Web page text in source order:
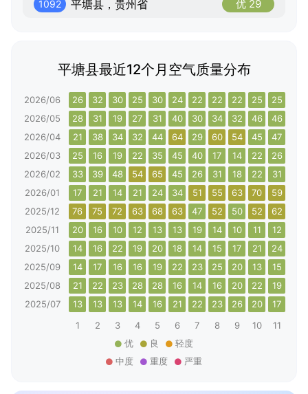
1092 平塘县，贵州省 优 29
平塘县最近12个月空气质量分布
2026/06 26 32 30 25 30 24 22 22 22 25 25
2026/05
28 31 19 27 31 40 30 34 32 46 46
2026/04
21 38 34 32 44 64 29 60 54 45 47
2026/03
25 16 19 22 35 45 40 17 14 22 26
2026/02
33 39 48 54 65 45 26 31 18 22 31
2026/01
17 21 14 21 24 34 51 55 63 70 59
2025/12
76 75 72 63 68 63 47 52 50 52 62
2025/11
20 16 10 12 13 13 19 14 10 11 12
2025/10
14 16 22 19 20 18 14 15 17 21 24
2025/09
14 17 16 16 19 22 23 25 20 13 15
2025/08
21 22 23 28 28 16 14 16 20 22 19
2025/07
13 13 13 14 16 21 22 23 26 20 17
1
2 3 4 5 6 7 8 9 10 11
优
良
轻度
中度
重度 严重